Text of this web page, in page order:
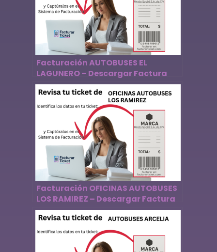
Facturación AUTOBUSES EL
LAGUNERO – Descargar Factura
Facturación OFICINAS AUTOBUSES
LOS RAMIREZ – Descargar Factura